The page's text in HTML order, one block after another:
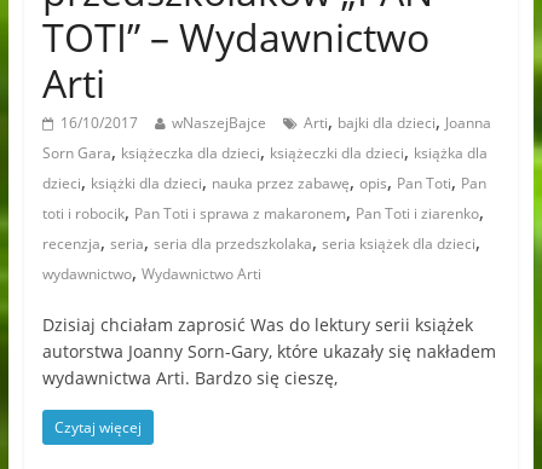
TOTI” – Wydawnictwo
Arti
16/10/2017 wNaszejBajce Arti, bajki dla dzieci, Joanna
Sorn Gara, książeczka dla dzieci, książeczki dla dzieci, książka dla
dzieci, książki dla dzieci, nauka przez zabawę, opis, Pan Toti, Pan
toti i robocik, Pan Toti i sprawa z makaronem, Pan Toti i ziarenko,
recenzja, seria, seria dla przedszkolaka, seria książek dla dzieci,
wydawnictwo, Wydawnictwo Arti
Dzisiaj chciałam zaprosić Was do lektury serii książek
autorstwa Joanny Sorn-Gary, które ukazały się nakładem
wydawnictwa Arti. Bardzo się cieszę,
Czytaj więcej